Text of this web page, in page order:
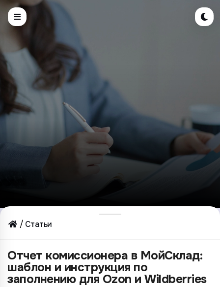
Статьи
Отчет комиссионера в МойСклад:
шаблон и инструкция по
заполнению для Ozon и Wildberries